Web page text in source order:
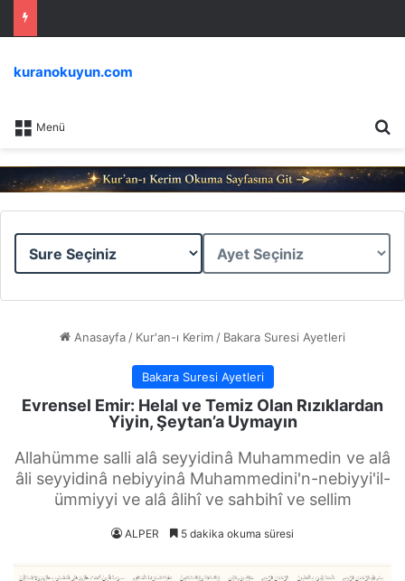
Menü
kuranokuyun.com
Sure
Ayet
Anasayfa / Kur'an-ı Kerim / Bakara Suresi Ayetleri
Bakara Suresi Ayetleri
Evrensel Emir: Helal ve Temiz Olan Rızıklardan
Yiyin, Şeytan’a Uymayın
Allahümme salli alâ seyyidinâ Muhammedin ve alâ
âli seyyidinâ nebiyyinâ Muhammedini'n-nebiyyi'il-
ümmiyyi ve alâ âlihî ve sahbihî ve sellim
ALPER 5 dakika okuma süresi